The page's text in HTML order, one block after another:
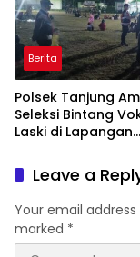
Berita
Polsek Tanjung
Seleksi Bintang
Laski di Lapangan
Leave a
Your email
marked *